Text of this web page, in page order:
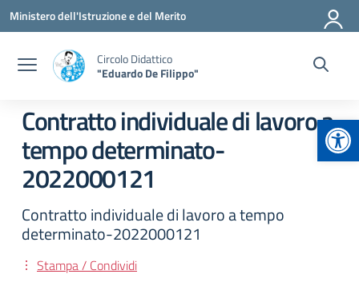
Vai ai contenuti
Vai al menu di navigazione
Vai al footer
Ministero dell'Istruzione e del Merito
Circolo Didattico
"Eduardo De Filippo"
Contratto individuale di lavoro a
tempo determinato-
2022000121
Contratto individuale di lavoro a tempo
determinato-2022000121
Stampa / Condividi